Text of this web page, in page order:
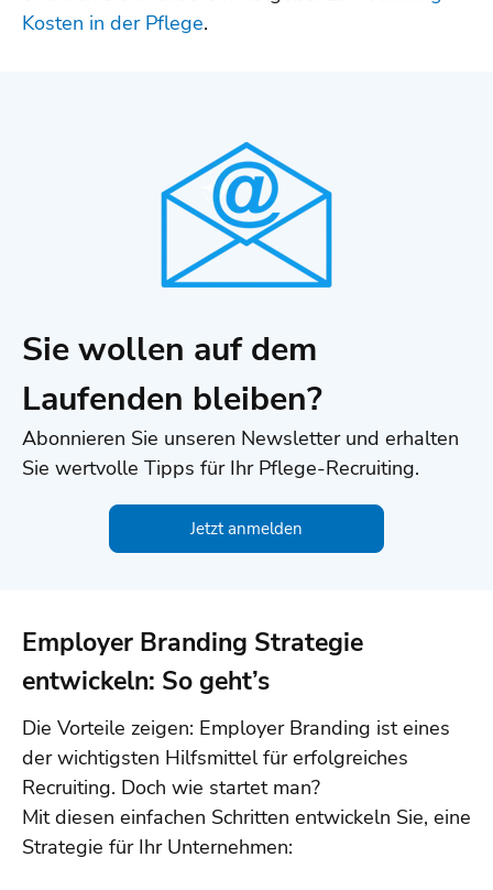
Kosten in der Pflege.
Sie wollen auf dem
Laufenden bleiben?
Abonnieren Sie unseren Newsletter und erhalten
Sie wertvolle Tipps für Ihr Pflege-Recruiting.
Jetzt anmelden
Employer Branding Strategie
entwickeln: So geht’s
Die Vorteile zeigen: Employer Branding ist eines
der wichtigsten Hilfsmittel für erfolgreiches
Recruiting. Doch wie startet man?
Mit diesen einfachen Schritten entwickeln Sie, eine
Strategie für Ihr Unternehmen: